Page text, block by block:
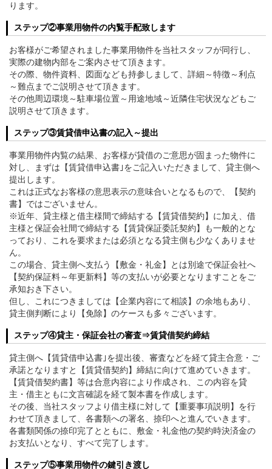
ります。
ステップ②事業用物件の内覧手配致します
お客様がご希望されました事業用物件を当社スタッフが同行し、
実際の建物内部をご案内させて頂きます。
その際、物件資料、図面なども持参しまして、詳細～特徴～利点
～難点までご説明させて頂きます。
その他周辺環境～駐車場位置～用途地域～近隣住宅状況などもご
説明させて頂きます。
ステップ③賃貸借申込書の記入～提出
事業用物件内覧の結果、お客様が貸借のご意思が固まった物件に
対し、まずは【賃貸借申込書｣をご記入いただきまして、貸主側へ
提出します。
これは正式なお客様の意思表示の意味合いとなるもので、【契約
書】ではございません。
※近年、貸主様と借主様間で締結する【賃貸借契約】に加え、借
主様と保証会社間で締結する【賃貸保証委託契約】も一般的とな
っており、これを要求または必須となる貸主側も少なくありませ
ん。
この場合、貸主側へ支払う【敷金・礼金】とは別途で保証会社へ
【契約保証料～年更新料】等の支払いが必要となりますことをご
承知おき下さい。
但し、これにつきましては【企業内容にて相談】の余地もあり、
貸主側判断により【免除】のケースも多々ございます。
ステップ④貸主・保証会社の審査⇒賃貸借契約締結
貸主側へ【賃貸借申込書｣を提出後、審査などを経て貸主合意・ご
承諾となりますと【賃貸借契約】締結に向けて進めていきます。
【賃貸借契約書】等は合意内容により作成され、この内容を貸
主・借主ともに文言確認を経て製本書を作成します。
その後、当社スタッフより借主様に対して【重要事項説明】を行
わせて頂きまして、各書類への署名、捺印へと進んでいきます。
各書類関係の捺印完了とともに、敷金・礼金他の契約時決済金の
お支払いとなり、すべて完了します。
ステップ⑤事業用物件の鍵引き渡し